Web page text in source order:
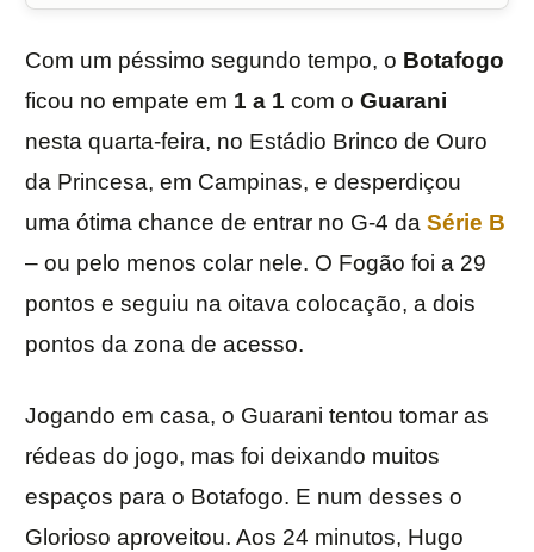
Com um péssimo segundo tempo, o Botafogo
ficou no empate em 1 a 1 com o Guarani
nesta quarta-feira, no Estádio Brinco de Ouro
da Princesa, em Campinas, e desperdiçou
uma ótima chance de entrar no G-4 da Série B
– ou pelo menos colar nele. O Fogão foi a 29
pontos e seguiu na oitava colocação, a dois
pontos da zona de acesso.
Jogando em casa, o Guarani tentou tomar as
rédeas do jogo, mas foi deixando muitos
espaços para o Botafogo. E num desses o
Glorioso aproveitou. Aos 24 minutos, Hugo